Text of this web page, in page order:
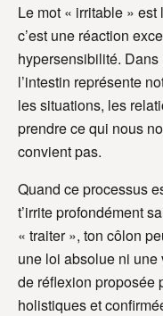
Le mot « irritable » est
c’est une réaction
hypersensibilité.
l’intestin représente
les situations, les
prendre ce qui nous
convient pas.
Quand ce processus
t’irrite profondément
« traiter », ton côlon
une loi absolue ni
de réflexion proposée
holistiques et